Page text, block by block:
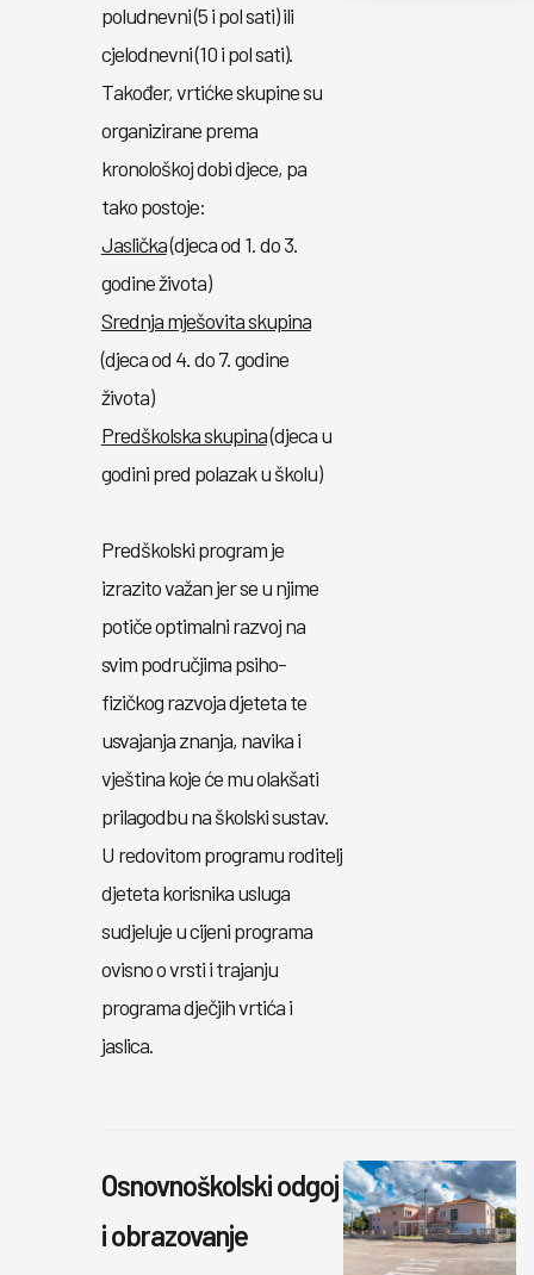
poludnevni (5 i pol sati) ili
cjelodnevni (10 i pol sati).
Također, vrtićke skupine su
organizirane prema
kronološkoj dobi djece, pa
tako postoje:
Jaslička(djeca od 1. do 3.
godine života)
Srednja mješovita skupina
(djeca od 4. do 7. godine
života)
Predškolska skupina(djeca u
godini pred polazak u školu)
Predškolski program je
izrazito važan jer se u njime
potiče optimalni razvoj na
svim područjima psiho-
fizičkog razvoja djeteta te
usvajanja znanja, navika i
vještina koje će mu olakšati
prilagodbu na školski sustav.
U redovitom programu roditelj
djeteta korisnika usluga
sudjeluje u cijeni programa
ovisno o vrsti i trajanju
programa dječjih vrtića i
jaslica.
Osnovnoškolski odgoj
i obrazovanje